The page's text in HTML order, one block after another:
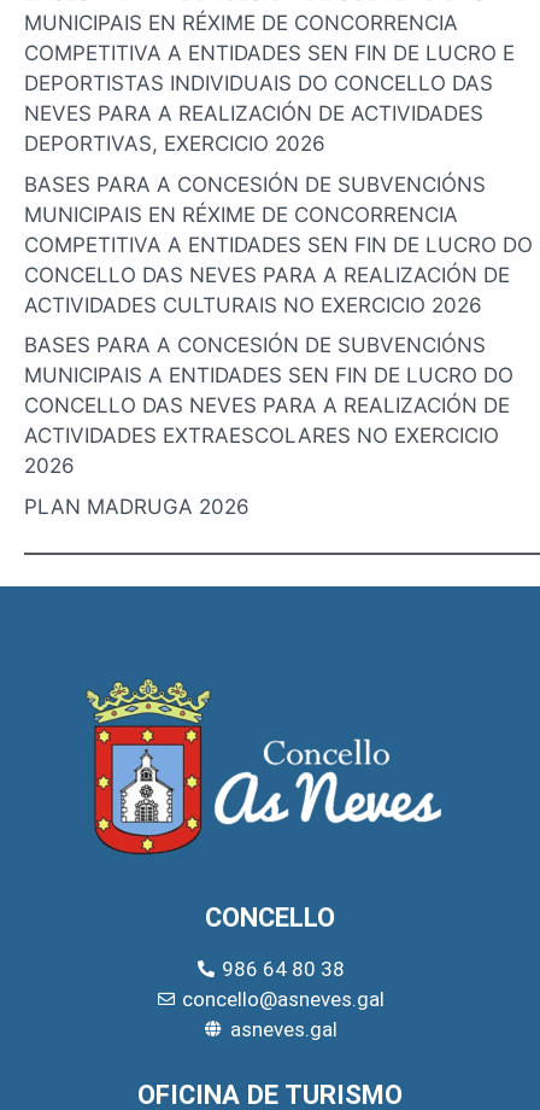
MUNICIPAIS EN RÉXIME DE CONCORRENCIA
COMPETITIVA A ENTIDADES SEN FIN DE LUCRO E
DEPORTISTAS INDIVIDUAIS DO CONCELLO DAS
NEVES PARA A REALIZACIÓN DE ACTIVIDADES
DEPORTIVAS, EXERCICIO 2026
BASES PARA A CONCESIÓN DE SUBVENCIÓNS
MUNICIPAIS EN RÉXIME DE CONCORRENCIA
COMPETITIVA A ENTIDADES SEN FIN DE LUCRO DO
CONCELLO DAS NEVES PARA A REALIZACIÓN DE
ACTIVIDADES CULTURAIS NO EXERCICIO 2026
BASES PARA A CONCESIÓN DE SUBVENCIÓNS
MUNICIPAIS A ENTIDADES SEN FIN DE LUCRO DO
CONCELLO DAS NEVES PARA A REALIZACIÓN DE
ACTIVIDADES EXTRAESCOLARES NO EXERCICIO
2026
PLAN MADRUGA 2026
CONCELLO
986 64 80 38
concello@asneves.gal
asneves.gal
OFICINA DE TURISMO